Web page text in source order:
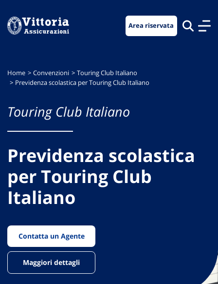
menu
contenuto
footer
Area riservata
Home Convenzioni
Touring Club Italiano
Previdenza scolastica per Touring Club Italiano
Touring Club Italiano
Previdenza scolastica
per Touring Club
Italiano
Contatta un Agente
Maggiori dettagli